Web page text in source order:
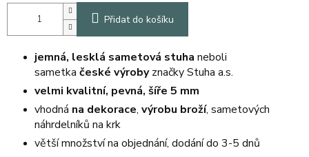
Přidat do košíku
jemná, lesklá sametová stuha neboli
sametka české výrobyznačky Stuha a.s.
velmi kvalitní, pevná, šíře 5 mm
vhodná na dekorace, výrobu broží, sametových
náhrdelníků na krk
větší množství na objednání, dodání do 3-5 dnů